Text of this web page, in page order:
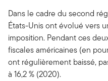
Dans le cadre du second
États-Unis ont évolué vers
imposition. Pendant ces
fiscales américaines (en
ont régulièrement baissé,
à 16,2 % (2020).